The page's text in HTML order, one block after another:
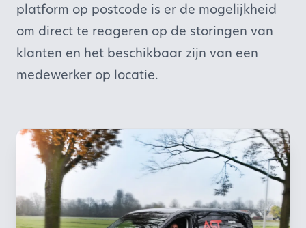
platform op postcode is er de mogelijkheid
om direct te reageren op de storingen van
klanten en het beschikbaar zijn van een
medewerker op locatie.